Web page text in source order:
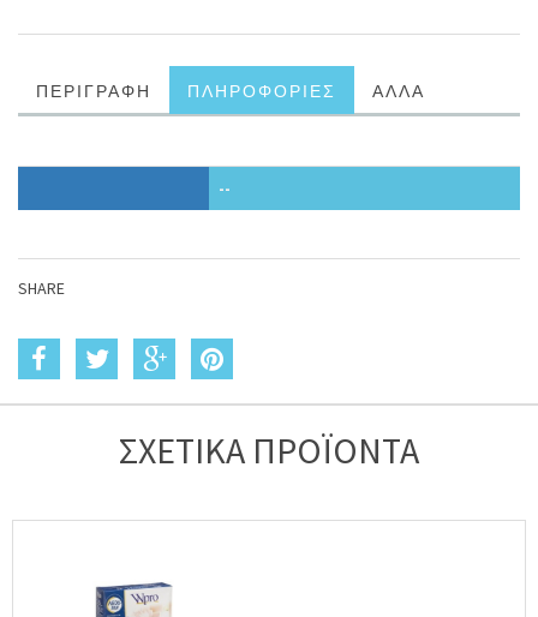
ΠΕΡΙΓΡΑΦΗ ΠΛΗΡΟΦΟΡΙΕΣ ΑΛΛΑ
--
SHARE
ΣΧΕΤΙΚΑ ΠΡΟΪΟΝΤΑ